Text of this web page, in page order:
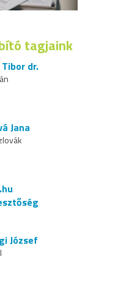
tagjaink
dr.
Jana
József